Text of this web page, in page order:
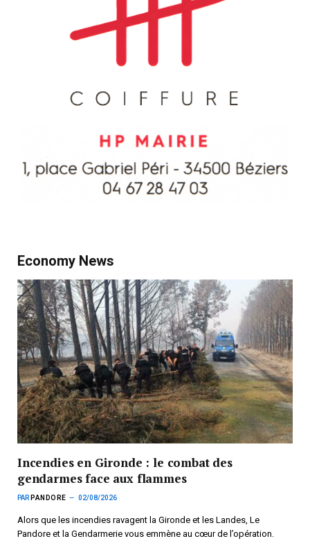
Economy News
Incendies en Gironde : le combat des
gendarmes face aux flammes
PAR PANDORE 02/08/2026
Alors que les incendies ravagent la Gironde et les Landes, Le
Pandore et la Gendarmerie vous emmène au cœur de l’opération.